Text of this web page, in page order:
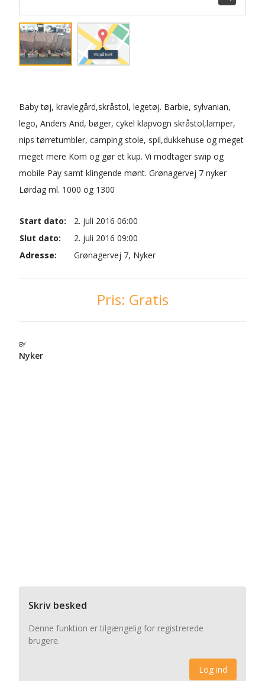
Baby tøj, kravlegård,skråstol, legetøj. Barbie, sylvanian,
lego, Anders And, bøger, cykel klapvogn skråstol,lamper,
nips tørretumbler, camping stole, spil,dukkehuse og meget
meget mere Kom og gør et kup. Vi modtager swip og
mobile Pay samt klingende mønt. Grønagervej 7 nyker
Lørdag ml. 1000 og 1300
Start dato:
2. juli 2016 06:00
Slut dato:
2. juli 2016 09:00
Adresse:
Grønagervej 7, Nyker
Pris: Gratis
BY
Nyker
Skriv besked
Denne funktion er tilgængelig for registrerede
brugere.
Log ind